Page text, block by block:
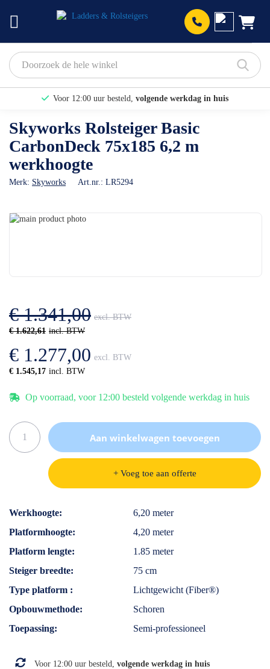
Voor 12:00 uur besteld, volgende werkdag in huis
Bekijk hier onze Actiepagina
Binnen 1 dag een gratis offerte
Skyworks Rolsteiger Basic
CarbonDeck 75x185 6,2 m
werkhoogte
Merk: Skyworks Art.nr.: LR5294
Ga
gallerij
€ 1.622,61
€ 1.341,00
€ 1.545,17
€ 1.277,00
Op voorraad, voor 12:00 besteld volgende werkdag in huis
Aan winkelwagen toevoegen
+ Voeg toe aan offerte
Specificaties
Werkhoogte
6,20 meter
Platformhoogte
4,20 meter
Platform lengte
1.85 meter
Steiger breedte
75 cm
Type platform
Lichtgewicht (Fiber®)
Opbouwmethode
Schoren
Toepassing
Semi-professioneel
Voor 12:00 uur besteld, volgende werkdag in huis